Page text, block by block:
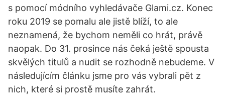
s pomocí módního vyhledávače Glami.cz. Konec
roku 2019 se pomalu ale jistě blíží, to ale
neznamená, že bychom neměli co hrát, právě
naopak. Do 31. prosince nás čeká ještě spousta
skvělých titulů a nudit se rozhodně nebudeme. V
následujícím článku jsme pro vás vybrali pět z
nich, které si prostě musíte zahrát.